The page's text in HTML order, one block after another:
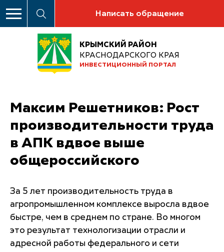
Написать обращение
КРЫМСКИЙ РАЙОН
КРАСНОДАРСКОГО КРАЯ
ИНВЕСТИЦИОННЫЙ ПОРТАЛ
Максим Решетников: Рост
производительности труда
в АПК вдвое выше
общероссийского
За 5 лет производительность труда в
агропромышленном комплексе выросла вдвое
быстре, чем в среднем по стране. Во многом
это результат технологизации отрасли и
адресной работы федерального и сети